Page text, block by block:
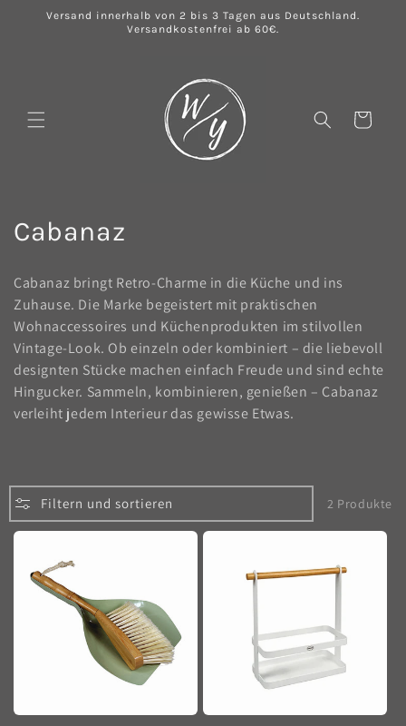
zumVersand innerhalb von 2 bis 3 Tagen aus Deutschland.
Versandkostenfrei ab 60€.
Warenkorb
K
t
e
g
o
i
e
Cabanaz
Cabanaz bringt Retro-Charme in die Küche und ins
Zuhause. Die Marke begeistert mit praktischen
Wohnaccessoires und Küchenprodukten im stilvollen
Vintage-Look. Ob einzeln oder kombiniert – die liebevoll
designten Stücke machen einfach Freude und sind echte
Hingucker. Sammeln, kombinieren, genießen – Cabanaz
verleiht jedem Interieur das gewisse Etwas.
Filtern und sortieren 2 Produkte